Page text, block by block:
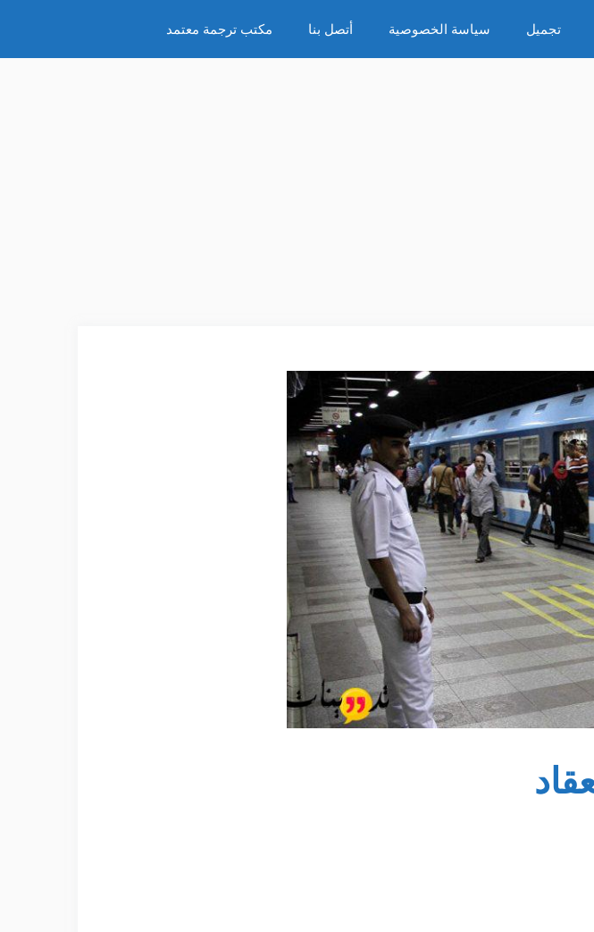
تجميل سياسة الخصوصية أتصل بنا مكتب ترجمة معتمد